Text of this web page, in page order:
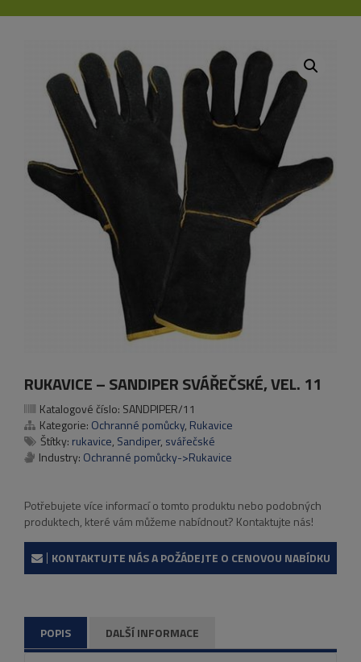
RUKAVICE – SANDIPER SVÁŘEČSKÉ, VEL. 11
Katalogové číslo: SANDPIPER/11
Kategorie: Ochranné pomůcky, Rukavice
Štítky: rukavice, Sandiper, svářečské
Industry: Ochranné pomůcky->Rukavice
Potřebujete více informací o tomto produktu nebo podobných
produktech, které vám můžeme nabídnout? Kontaktujte nás!
KONTAKTUJTE NÁS A POŽÁDEJTE O CENOVOU NABÍDKU
POPIS DALŠÍ INFORMACE